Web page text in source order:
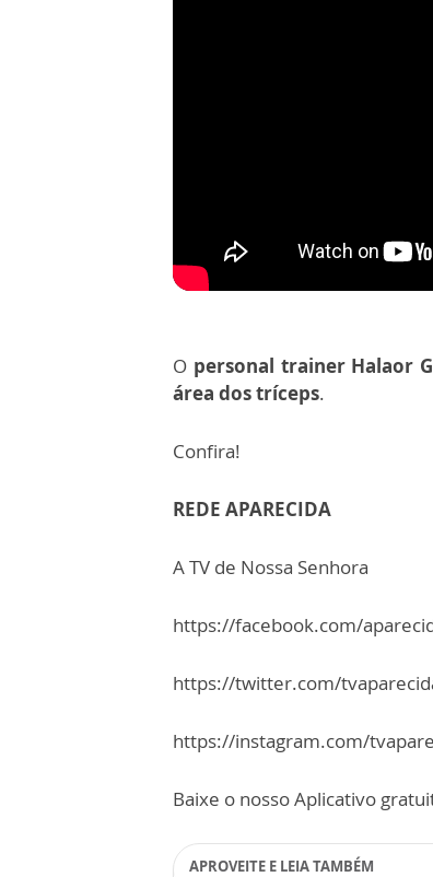
O personal trainer Halaor
área dos tríceps.
Confira!
REDE APARECIDA
A TV de Nossa Senhora
https://facebook.com/
https://twitter.com/
https://instagram.com/
Baixe o nosso Aplicativo
APROVEITE E LEIA TAMBÉM